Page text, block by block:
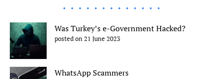
Was Turkey’s e-Government Hacked?
posted on 21 June 2023
WhatsApp Scammers